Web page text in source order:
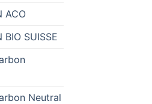
ACO
SUISSE
Neutral